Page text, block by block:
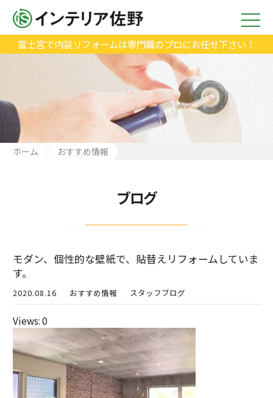
富士宮で内装リフォームは専門職のプロにお任せ下さい！
ホーム
おすすめ情報
ブログ
モダン、個性的な壁紙で、貼替えリフォームしていま
す。
2020.08.16 おすすめ情報 スタッフブログ
Views: 0